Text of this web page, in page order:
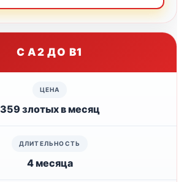
С A2 ДО B1
359 злотых в месяц
4 месяца